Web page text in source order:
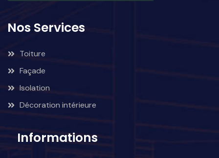
Nos Services
Toiture
Façade
Isolation
Décoration intérieure
Informations